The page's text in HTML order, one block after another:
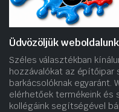
Üdvözöljük
Széles választékban
hozzávalókat az építőipar
barkácsolóknak egyaránt.
elérhetőek termékeink és
kollégáink segítségével